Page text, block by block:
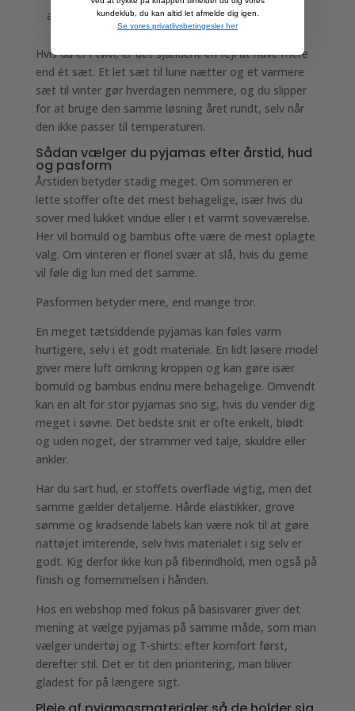
alsidige sted at starte.
Hvis du er i tvivl, er det sjældent en fejl at have mere
end ét sæt. Et let sæt til lune nætter og et varmere
sæt til vinter gør hverdagen nemmere, og du slipper
for at bruge den samme løsning året rundt, selv når
den ikke passer til temperaturen.
Sådan vælger du pyjamas efter årstid, hud
og pasform
Årstiden betyder stadig meget. Om sommeren er
lette stoffer ofte det mest behagelige, især hvis du
sover med lukket vindue eller i et varmt soveværelse.
Her vil bomuld og bambus ofte være de mest oplagte
valg. Om vinteren er flonel svær at slå, hvis du gerne
vil føle dig lun med det samme.
Pasformen betyder mere, end mange tror.
En meget tætsiddende pyjamas kan føles varm
hurtigere, selv i et godt materiale. En lidt løsere model
giver mere luft omkring kroppen og kan gøre især
bomuld og bambus endnu mere behagelige. Omvendt
kan en alt for stor pyjamas sno sig, hvis du vender dig
meget i søvne. Det bedste snit er ofte enkelt, blødt
og uden noget, der strammer ved talje, skuldre eller
ankler.
Har du sart hud, er stoffets overflade vigtig, men det
samme gælder detaljerne. Hårde elastikker, grove
sømme og kradsende labels kan være nok til at gøre
nattøjet irriterende, selv hvis materialet i sig selv er
godt. Kig derfor ikke kun på fiberindhold, men også på
finish og fornemmelsen i hånden.
Hos en webshop med fokus på basisvarer giver det
mening at vælge pyjamas på samme måde, som man
vælger undertøj og T-shirts: efter komfort først,
derefter stil. Det er tit den prioritering, man bliver
gladest for på længere sigt.
kundeklub, du kan altid let afmelde dig igen.
Se vores privatlivsbetingesler her